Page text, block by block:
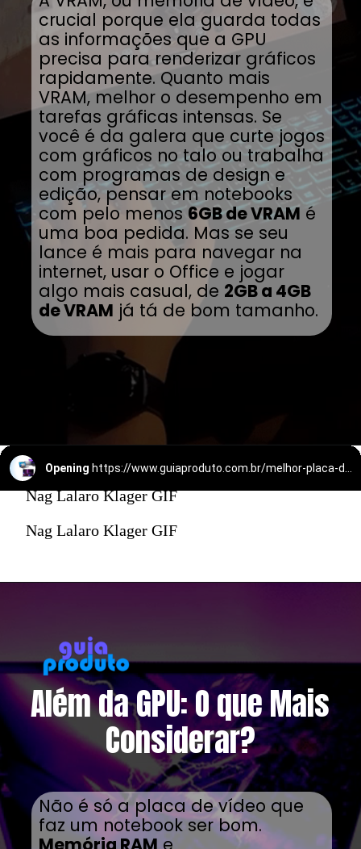
crucial porque ela guarda todas
as informações que a GPU
precisa para renderizar gráficos
rapidamente. Quanto mais
VRAM, melhor o desempenho em
tarefas gráficas intensas. Se
você é da galera que curte jogos
com gráficos no talo ou trabalha
com programas de design e
edição, pensar em notebooks
com pelo menos 6GB de VRAM é
uma boa pedida. Mas se seu
lance é mais para navegar na
internet, usar o Office e jogar
algo mais casual, de 2GB a 4GB
de VRAM já tá de bom tamanho.
Opening
Nag Lalaro Klager GIF
Nag Lalaro Klager GIF
Além da GPU: O que Mais
Considerar?
Não é só a placa de vídeo que
faz um notebook ser bom.